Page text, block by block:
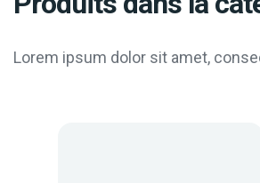
Lorem ipsum dolor sit amet,